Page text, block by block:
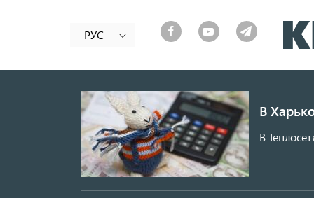
РУС
В
В